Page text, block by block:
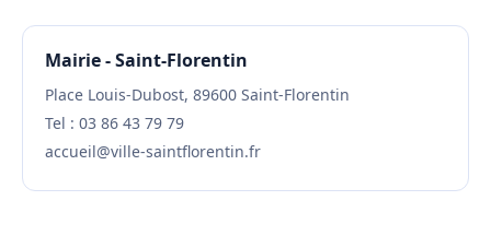
Mairie - Saint-Florentin
Place Louis-Dubost, 89600 Saint-Florentin
Tel : 03 86 43 79 79
accueil@ville-saintflorentin.fr